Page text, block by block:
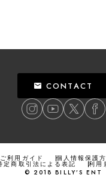
CONTACT
ご利用ガイド 個人情報保護
定商取引法による表記
利用
© 2018 BILLY’S ENT